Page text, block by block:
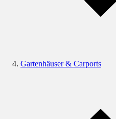
Gartenhäuser & Carports